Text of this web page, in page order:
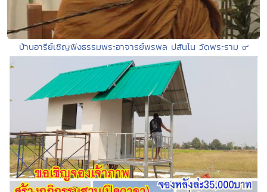
บ้านอารีย์เชิญฟังธรรมพระอาจารย์พรพล ปสันโน วัดพระราม ๙